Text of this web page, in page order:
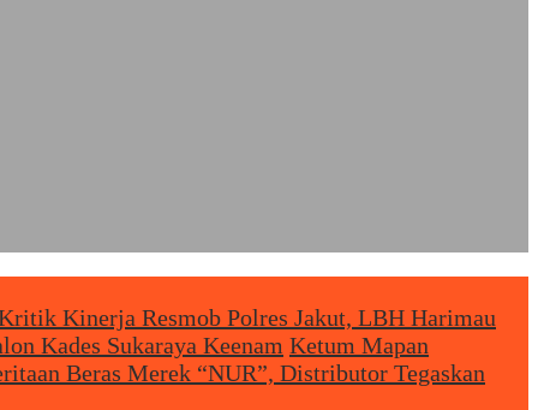
Kinerja Resmob Polres Jakut, LBH Harimau
Kades Sukaraya Keenam Ketum Mapan
Beras Merek “NUR”, Distributor Tegaskan